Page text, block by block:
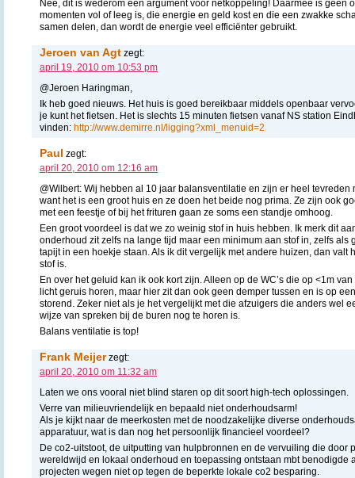
Nee, dit is wederom een argument voor netkoppeling! Daarmee is geen
momenten vol of leeg is, die energie en geld kost en die een zwakke
samen delen, dan wordt de energie veel efficiënter gebruikt.
Jeroen van Agt zegt:
april 19, 2010 om 10:53 pm
@Jeroen Haringman,
Ik heb goed nieuws. Het huis is goed bereikbaar middels openbaar
je kunt het fietsen. Het is slechts 15 minuten fietsen vanaf NS station
vinden: http://www.demirre.nl/ligging?xml_menuid=2
Paul zegt:
april 20, 2010 om 12:16 am
@Wilbert: Wij hebben al 10 jaar balansventilatie en zijn er heel tevreden
want het is een groot huis en ze doen het beide nog prima. Ze zijn ook
met een feestje of bij het frituren gaan ze soms een standje omhoog.
Een groot voordeel is dat we zo weinig stof in huis hebben. Ik merk dit
onderhoud zit zelfs na lange tijd maar een minimum aan stof in, zelfs als
tapijt in een hoekje staan. Als ik dit vergelijk met andere huizen, dan valt
stof is.
En over het geluid kan ik ook kort zijn. Alleen op de WC’s die op <1m
licht geruis horen, maar hier zit dan ook geen demper tussen en is op
storend. Zeker niet als je het vergelijkt met die afzuigers die anders wel
wijze van spreken bij de buren nog te horen is.
Balans ventilatie is top!
Frank Meijerzegt:
april 20, 2010 om 11:32 am
Laten we ons vooral niet blind staren op dit soort high-tech oplossingen.
Verre van milieuvriendelijk en bepaald niet onderhoudsarm!
Als je kijkt naar de meerkosten met de noodzakelijke diverse
apparatuur, wat is dan nog het persoonlijk financieel voordeel?
De co2-uitstoot, de uitputting van hulpbronnen en de vervuiling die door
wereldwijd en lokaal onderhoud en toepassing ontstaan mbt benodigde
projecten wegen niet op tegen de beperkte lokale co2 besparing.